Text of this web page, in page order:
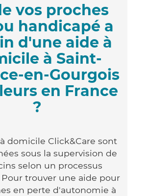
vos proches
handicapé a
d'une aide à
à Saint-
en-Gourgois
en France
?
domicile Click&Care sont
sous la supervision de
selon un processus
trouver une aide pour
en perte d'autonomie à